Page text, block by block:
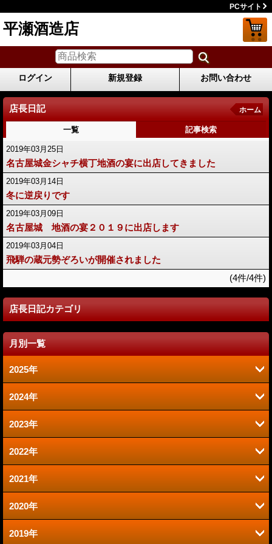
PCサイト
平瀬酒造店
ログイン 新規登録 お問い合わせ
店長日記 ホーム
一覧 記事検索
2019年03月25日
名古屋城金シャチ横丁地酒の宴に出店してきました
2019年03月14日
冬に逆戻りです
2019年03月09日
名古屋城 地酒の宴２０１９に出店します
2019年03月04日
飛騨の蔵元勢ぞろいが開催されました
(4件/4件)
店長日記カテゴリ
月別一覧
2025年
6月 (2)
1月 (1)
2024年
9月 (2)
8月 (2)
2023年
6月 (1)
2022年
12月 (1)
10月 (1)
9月 (1)
2021年
12月 (1)
9月 (1)
2020年
12月 (1)
2019年